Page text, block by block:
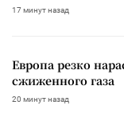
17 минут назад
Европа резко
сжиженного газа
20 минут назад